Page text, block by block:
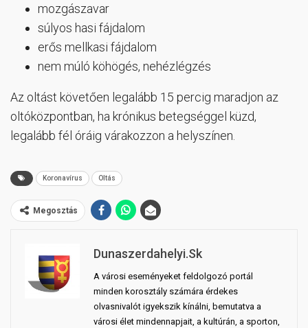
mozgászavar
súlyos hasi fájdalom
erős mellkasi fájdalom
nem múló köhögés, nehézlégzés
Az oltást követően legalább 15 percig maradjon az
oltóközpontban, ha krónikus betegséggel küzd,
legalább fél óráig várakozzon a helyszínen.
Koronavírus Oltás
Megosztás
Dunaszerdahelyi.sk
A városi eseményeket feldolgozó portál
minden korosztály számára érdekes
olvasnivalót igyekszik kínálni, bemutatva a
városi élet mindennapjait, a kultúrán, a sporton,